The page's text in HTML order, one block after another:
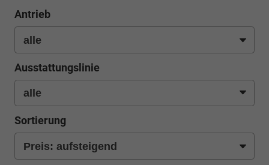
Antrieb
Ausstattungslinie
Sortierung